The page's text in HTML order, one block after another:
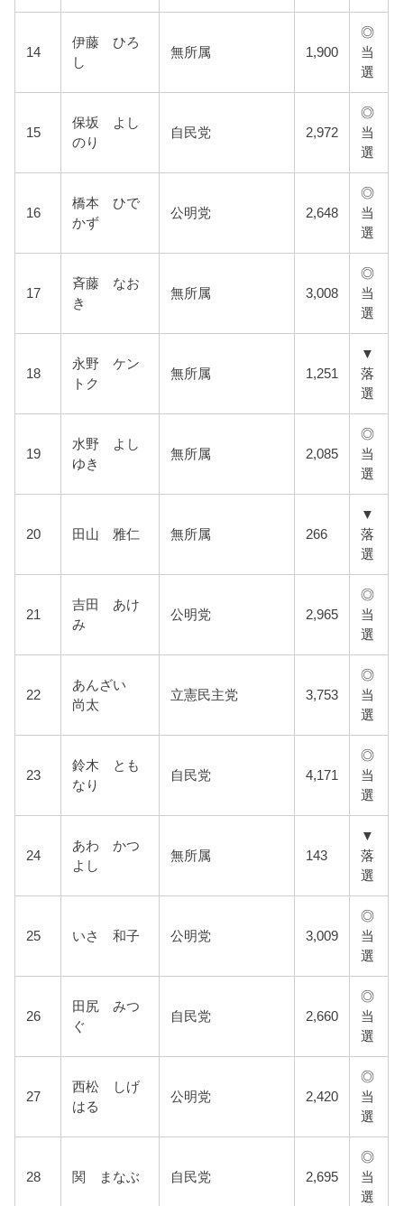
14
伊藤 ひろ
し
無所属 1,900
◎
当
選
15
保坂 よし
のり
自民党 2,972
◎
当
選
16
橋本 ひで
かず
公明党 2,648
◎
当
選
17
斉藤 なお
き
無所属 3,008
◎
当
選
18
永野 ケン
トク
無所属 1,251
▼
落
選
19
水野 よし
ゆき
無所属 2,085
◎
当
選
20 田山 雅仁 無所属 266
▼
落
選
21
吉田 あけ
み
公明党 2,965
◎
当
選
22
あんざい
尚太
立憲民主党 3,753
◎
当
選
23
鈴木 とも
なり
自民党 4,171
◎
当
選
24
あわ かつ
よし
無所属 143
▼
落
選
25 いさ 和子 公明党 3,009
◎
当
選
26
田尻 みつ
ぐ
自民党 2,660
◎
当
選
27
西松 しげ
はる
公明党 2,420
◎
当
選
28 関 まなぶ 自民党 2,695
◎
当
選